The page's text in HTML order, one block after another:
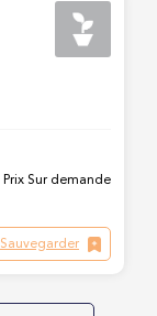
Prix Sur demande
Sauvegarder